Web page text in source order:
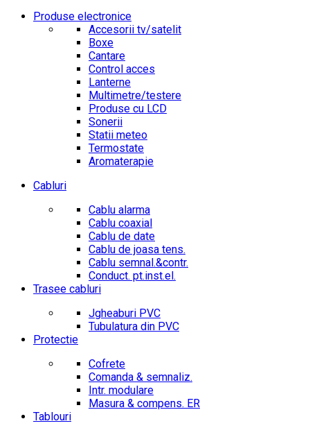
Produse electronice
Accesorii tv/satelit
Boxe
Cantare
Control acces
Lanterne
Multimetre/testere
Produse cu LCD
Sonerii
Statii meteo
Termostate
Aromaterapie
Cabluri
Cablu alarma
Cablu coaxial
Cablu de date
Cablu de joasa tens.
Cablu semnal.&contr.
Conduct. pt.inst.el.
Trasee cabluri
Jgheaburi PVC
Tubulatura din PVC
Protectie
Cofrete
Comanda & semnaliz.
Intr. modulare
Masura & compens. ER
Tablouri